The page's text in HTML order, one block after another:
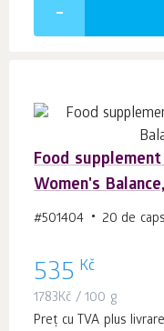
Food
Women's
#501404 20 de
535 Kč
1783Kč / 100 g
Preț cu TVA plus livrare